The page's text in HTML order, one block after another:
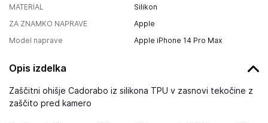
MATERIAL
Silikon
ZA ZNAMKO NAPRAVE
Apple
Model naprave
Apple iPhone 14 Pro Max
Opis izdelka
Zaščitni ohišje Cadorabo iz silikona TPU v zasnovi tekočine z
zaščito pred kamero